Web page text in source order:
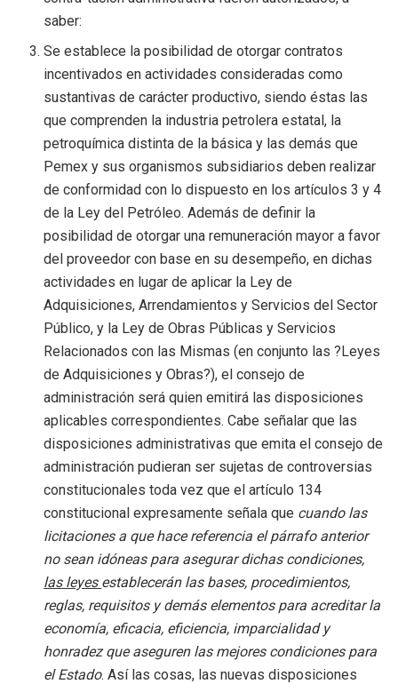
saber:
Se establece la posibilidad de otorgar contratos
incentivados en actividades consideradas como
sustantivas de carácter productivo, siendo éstas las
que comprenden la industria petrolera estatal, la
petroquímica distinta de la básica y las demás que
Pemex y sus organismos subsidiarios deben realizar
de conformidad con lo dispuesto en los artículos 3 y 4
de la Ley del Petróleo. Además de definir la
posibilidad de otorgar una remuneración mayor a favor
del proveedor con base en su desempeño, en dichas
actividades en lugar de aplicar la Ley de
Adquisiciones, Arrendamientos y Servicios del Sector
Público, y la Ley de Obras Públicas y Servicios
Relacionados con las Mismas (en conjunto las ?Leyes
de Adquisiciones y Obras?), el consejo de
administración será quien emitirá las disposiciones
aplicables correspondientes. Cabe señalar que las
disposiciones administrativas que emita el consejo de
administración pudieran ser sujetas de controversias
constitucionales toda vez que el artículo 134
constitucional expresamente señala que cuando las
licitaciones a que hace referencia el párrafo anterior
no sean idóneas para asegurar dichas condiciones,
las leyes establecerán las bases, procedimientos,
reglas, requisitos y demás elementos para acreditar la
economía, eficacia, eficiencia, imparcialidad y
honradez que aseguren las mejores condiciones para
el Estado. Así las cosas, las nuevas disposiciones